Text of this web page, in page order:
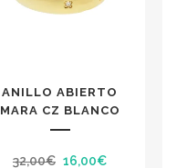
ANILLO ABIERTO
MARA CZ BLANCO
32,00€ El
16,00€El